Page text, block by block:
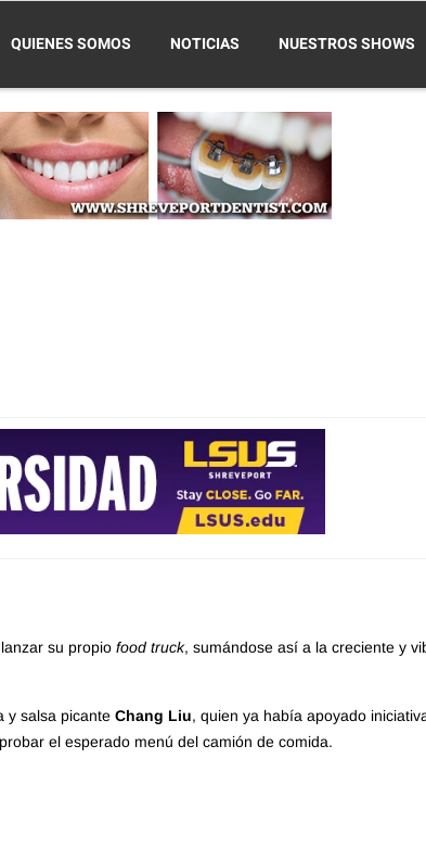
QUIENES SOMOS NOTICIAS NUESTROS SHOWS
su propio food truck, sumándose así a la creciente y
y salsa picante Chang Liu, quien ya había apoyado
el esperado menú del camión de comida.